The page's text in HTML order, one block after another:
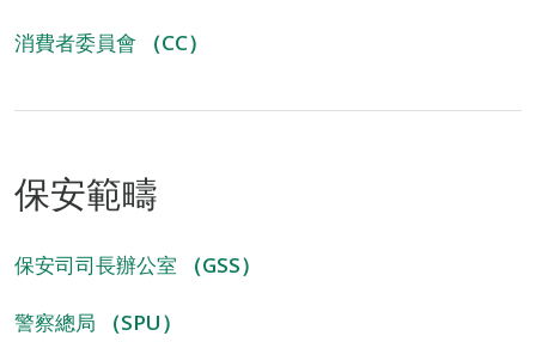
消費者委員會 （CC）
保安範疇
保安司司長辦公室 （GSS）
警察總局 （SPU）